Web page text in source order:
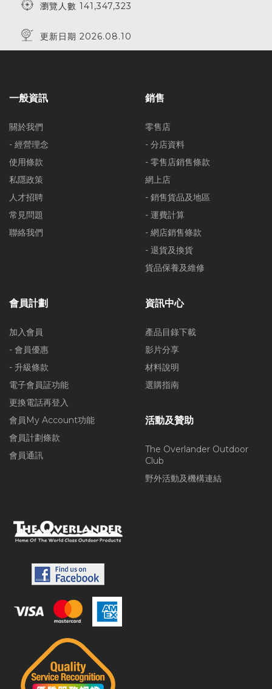
瀏覽人數 141,347,323
更新日期 2026.08.10
一般資訊
關於我們
- 經營理念
使用條款
私隱政策
人才招聘
常見問題
聯絡我們
銷售
零售店
- 分店資料
- 零售店銷售條款
網上店
- 銷售貨品及地區
- 運費計算
- 網店銷售條款
- 退貨及換貨
貨品保養及維修
會員計劃
加入會員
- 會員優惠
- 升級條款
電子會員証功能
更換電話再登入
會員My Account功能
會員計劃條款
會員通訊
資訊中心
產品目錄下載
影片分享
材料說明
選購指南
活動及贊助
The Overlander Outdoor
Club
野外活動及機構連結